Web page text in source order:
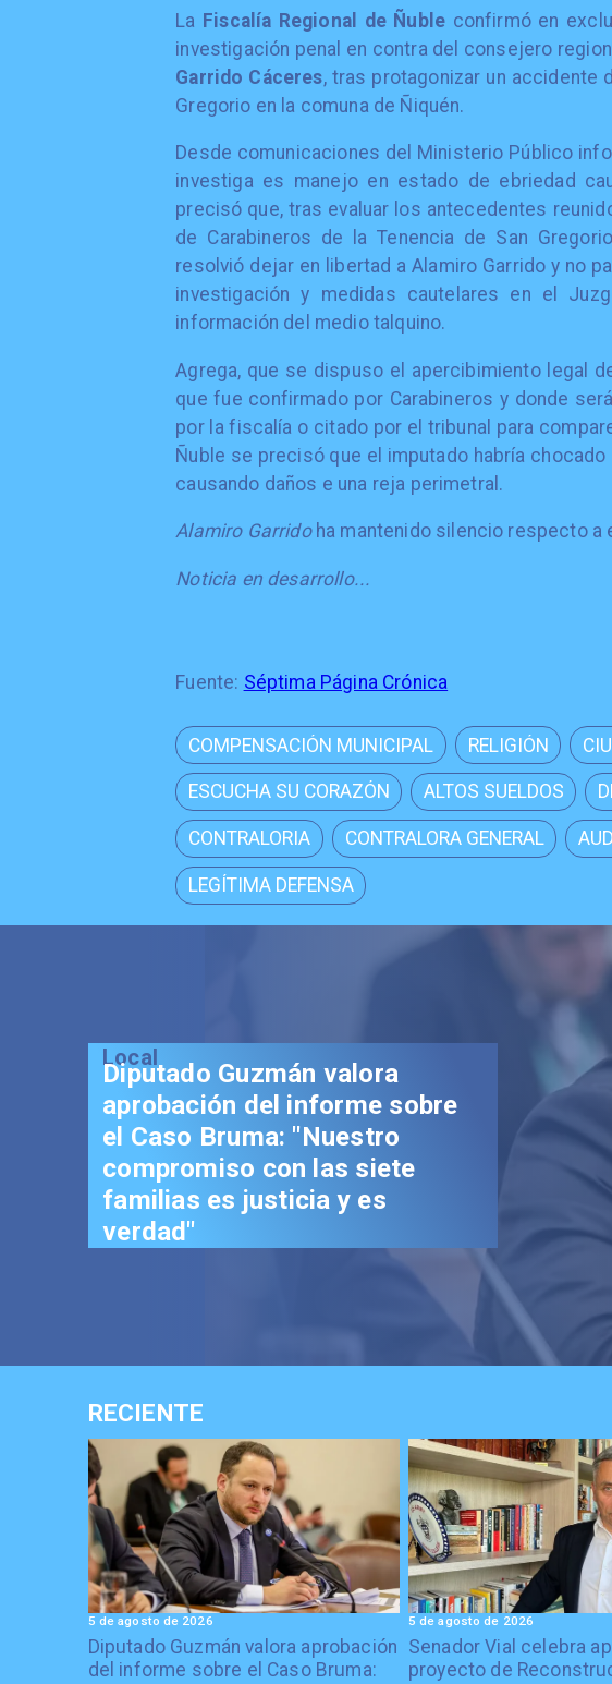
La Fiscalía Regional de Ñuble confirmó en
investigación penal en contra del consejero
Garrido Cáceres, tras protagonizar un accidente
Gregorio en la comuna de Ñiquén.
Desde comunicaciones del Ministerio Público
investiga es manejo en estado de ebriedad
precisó que, tras evaluar los antecedentes
de Carabineros de la Tenencia de San
resolvió dejar en libertad a Alamiro Garrido y no
investigación y medidas cautelares en el
información del medio talquino.
Agrega, que se dispuso el apercibimiento legal
que fue confirmado por Carabineros y donde
por la fiscalía o citado por el tribunal para
Ñuble se precisó que el imputado habría
causando daños e una reja perimetral.
Alamiro Garridoha mantenido silencio respecto a
Noticia en desarrollo...
Fuente: Séptima Página Crónica
COMPENSACIÓN MUNICIPAL RELIGIÓN
ESCUCHA SU CORAZÓN ALTOS SUELDOS
CONTRALORIA CONTRALORA GENERAL
LEGÍTIMA DEFENSA
Local
Diputado Guzmán valora
aprobación del informe sobre
el Caso Bruma: "Nuestro
compromiso con las siete
familias es justicia y es
verdad"
RECIENTE
Diputado Guzmán valora aprobación
del informe sobre el Caso Bruma:
5 de agosto de 2026
Senador Vial celebra
proyecto de
5 de agosto de 2026